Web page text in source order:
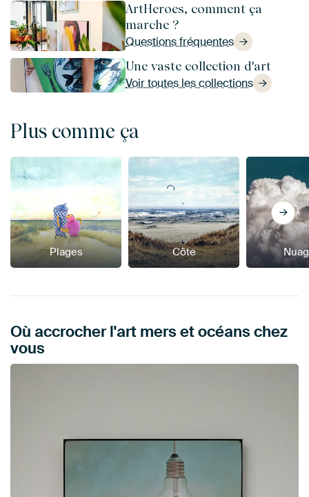
ArtHeroes, comment ça
marche ?
Questions fréquentes
Une vaste collection d'art
Voir toutes les collections
Plus comme ça
Plages Côte
Où accrocher l'art mers et océans chez
vous